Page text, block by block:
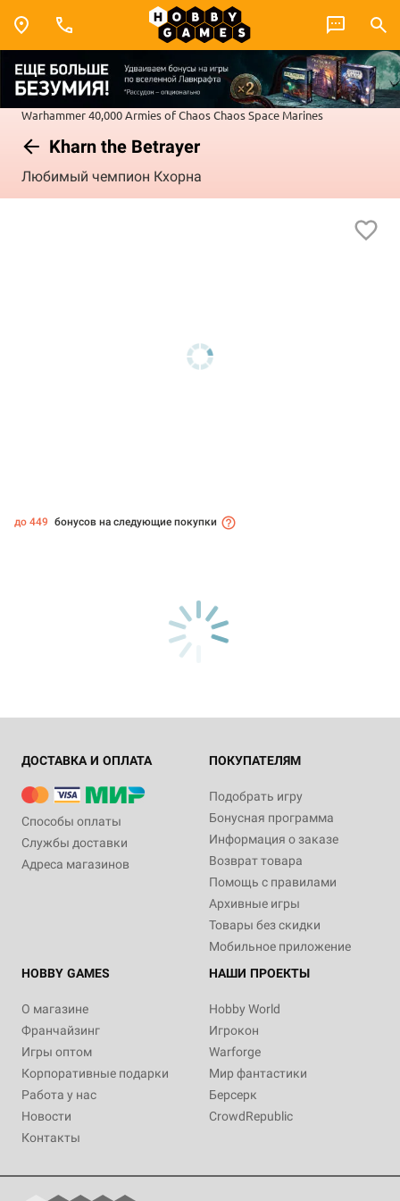
Warhammer 40,000Armies of ChaosChaos Space Marines
Kharn the Betrayer
Любимый чемпион Кхорна
до 449 бонусов на следующие покупки
ДОСТАВКА И ОПЛАТА
Способы оплаты
Службы доставки
Адреса магазинов
ПОКУПАТЕЛЯМ
Подобрать игру
Бонусная программа
Информация о заказе
Возврат товара
Помощь с правилами
Архивные игры
Товары без скидки
Мобильное приложение
HOBBY GAMES
О магазине
Франчайзинг
Игры оптом
Корпоративные подарки
Работа у нас
Новости
Контакты
НАШИ ПРОЕКТЫ
Hobby World
Игрокон
Warforge
Мир фантастики
Берсерк
CrowdRepublic